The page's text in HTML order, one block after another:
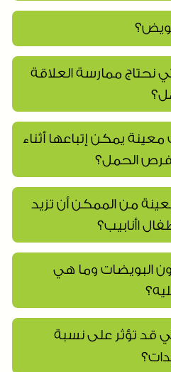
نحتاج ممارسة العلاقة
يمكن إتباعها أثناء
فرص الحمل؟
من الممكن أن تزيد
اأنابيب؟
البويضات وما هي
قد تؤثر على نسبة